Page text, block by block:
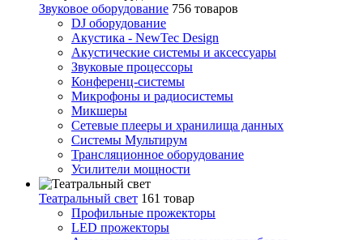
Звуковое оборудование 756 товаров
DJ оборудование
Акустика - NewTec Design
Акустические системы и аксессуары
Звуковые процессоры
Конференц-системы
Микрофоны и радиосистемы
Микшеры
Сетевые плееры и хранилища данных
Системы Мультирум
Трансляционное оборудование
Усилители мощности
Театральный свет 161 товар
Профильные прожекторы
LED прожекторы